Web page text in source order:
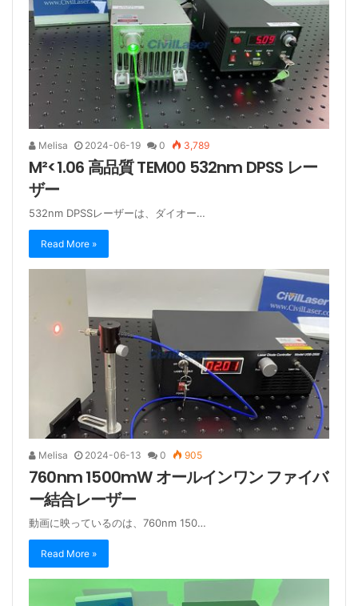
Melisa 2024-06-19 0 3,789
M²<1.06 高品質 TEM00 532nm DPSS レー
ザー
532nm DPSSレーザーは、ダイオー…
Read More »
Melisa 2024-06-13 0 905
760nm 1500mW オールインワン ファイバ
ー結合レーザー
動画に映っているのは、760nm 150…
Read More »